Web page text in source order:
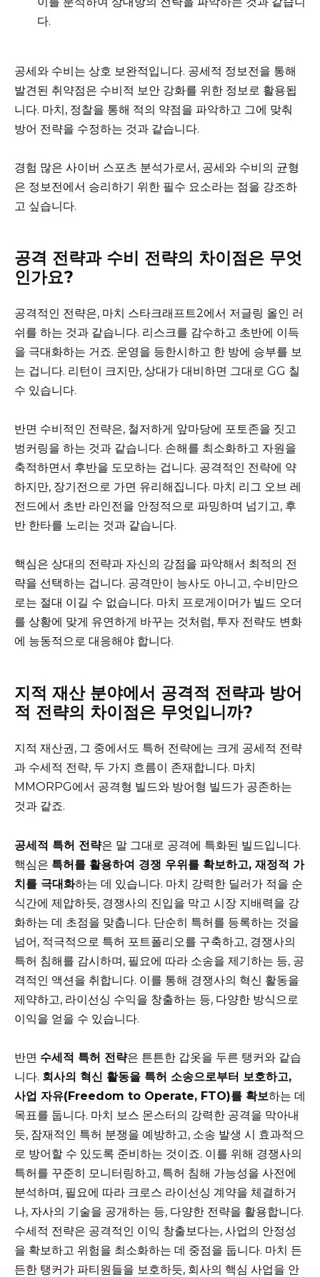
다.
공세와 수비는 상호 보완적입니다. 공세적 정보전을 통해
발견된 취약점은 수비적 보안 강화를 위한 정보로 활용됩
니다. 마치, 정찰을 통해 적의 약점을 파악하고 그에 맞춰
방어 전략을 수정하는 것과 같습니다.
경험 많은 사이버 스포츠 분석가로서, 공세와 수비의 균형
은 정보전에서 승리하기 위한 필수 요소라는 점을 강조하
고 싶습니다.
공격 전략과 수비 전략의 차이점은 무엇
인가요?
공격적인 전략은, 마치 스타크래프트2에서 저글링 올인 러
쉬를 하는 것과 같습니다. 리스크를 감수하고 초반에 이득
을 극대화하는 거죠. 운영을 등한시하고 한 방에 승부를 보
는 겁니다. 리턴이 크지만, 상대가 대비하면 그대로 GG 칠
수 있습니다.
반면 수비적인 전략은, 철저하게 앞마당에 포토존을 짓고
벙커링을 하는 것과 같습니다. 손해를 최소화하고 자원을
축적하면서 후반을 도모하는 겁니다. 공격적인 전략에 약
하지만, 장기전으로 가면 유리해집니다. 마치 리그 오브 레
전드에서 초반 라인전을 안정적으로 파밍하며 넘기고, 후
반 한타를 노리는 것과 같습니다.
핵심은 상대의 전략과 자신의 강점을 파악해서 최적의 전
략을 선택하는 겁니다. 공격만이 능사도 아니고, 수비만으
로는 절대 이길 수 없습니다. 마치 프로게이머가 빌드 오더
를 상황에 맞게 유연하게 바꾸는 것처럼, 투자 전략도 변화
에 능동적으로 대응해야 합니다.
지적 재산 분야에서 공격적 전략과 방어
적 전략의 차이점은 무엇입니까?
지적 재산권, 그 중에서도 특허 전략에는 크게 공세적 전략
과 수세적 전략, 두 가지 흐름이 존재합니다. 마치
MMORPG에서 공격형 빌드와 방어형 빌드가 공존하는
것과 같죠.
공세적 특허 전략은 말 그대로 공격에 특화된 빌드입니다.
핵심은 특허를 활용하여 경쟁 우위를 확보하고, 재정적 가
치를 극대화하는 데 있습니다. 마치 강력한 딜러가 적을 순
식간에 제압하듯, 경쟁사의 진입을 막고 시장 지배력을 강
화하는 데 초점을 맞춥니다. 단순히 특허를 등록하는 것을
넘어, 적극적으로 특허 포트폴리오를 구축하고, 경쟁사의
특허 침해를 감시하며, 필요에 따라 소송을 제기하는 등, 공
격적인 액션을 취합니다. 이를 통해 경쟁사의 혁신 활동을
제약하고, 라이선싱 수익을 창출하는 등, 다양한 방식으로
이익을 얻을 수 있습니다.
반면 수세적 특허 전략은 튼튼한 갑옷을 두른 탱커와 같습
니다. 회사의 혁신 활동을 특허 소송으로부터 보호하고,
사업 자유(Freedom to Operate, FTO)를 확보하는 데
목표를 둡니다. 마치 보스 몬스터의 강력한 공격을 막아내
듯, 잠재적인 특허 분쟁을 예방하고, 소송 발생 시 효과적으
로 방어할 수 있도록 준비하는 것이죠. 이를 위해 경쟁사의
특허를 꾸준히 모니터링하고, 특허 침해 가능성을 사전에
분석하며, 필요에 따라 크로스 라이선싱 계약을 체결하거
나, 자사의 기술을 공개하는 등, 다양한 전략을 활용합니다.
수세적 전략은 공격적인 이익 창출보다는, 사업의 안정성
을 확보하고 위험을 최소화하는 데 중점을 둡니다. 마치 든
든한 탱커가 파티원들을 보호하듯, 회사의 핵심 사업을 안